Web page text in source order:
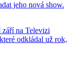
jeho nová show.
září na Televizi
odkládal už rok,